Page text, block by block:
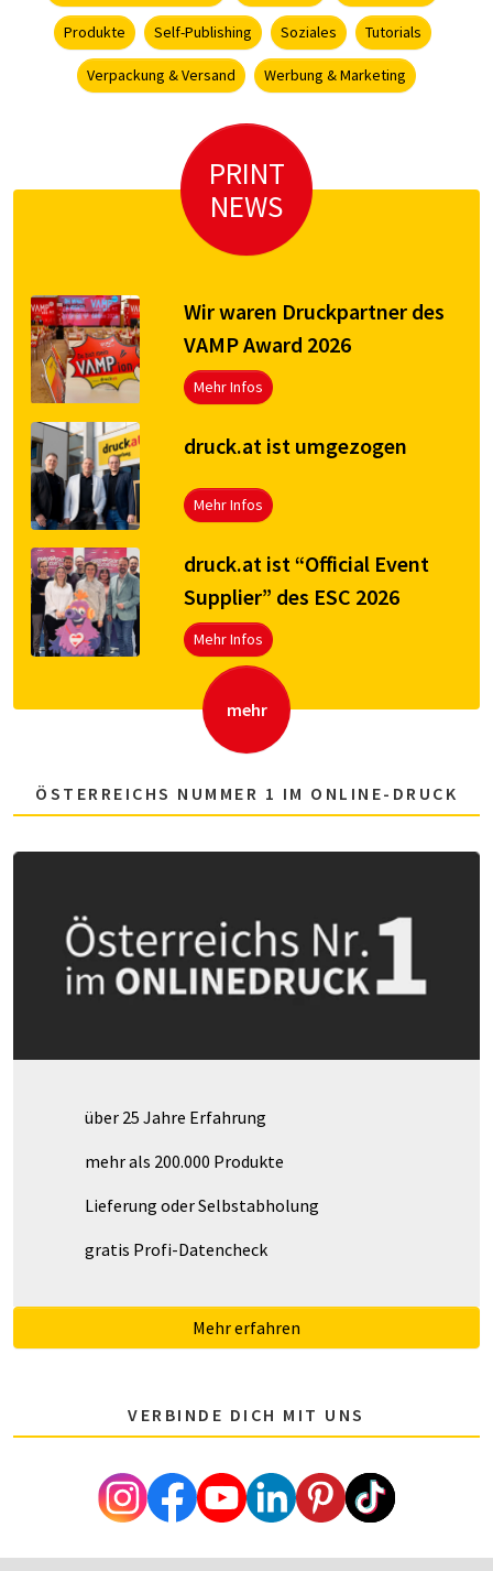
Produkte Self-Publishing Soziales Tutorials
Verpackung & Versand Werbung & Marketing
PRINT
NEWS
Wir waren Druckpartner des
VAMP Award 2026
Mehr Infos
druck.at ist umgezogen
Mehr Infos
druck.at ist “Official Event
Supplier” des ESC 2026
Mehr Infos
mehr
ÖSTERREICHS NUMMER 1 IM ONLINE-DRUCK
über 25 Jahre Erfahrung
mehr als 200.000 Produkte
Lieferung oder Selbstabholung
gratis Profi-Datencheck
Mehr erfahren
VERBINDE DICH MIT UNS